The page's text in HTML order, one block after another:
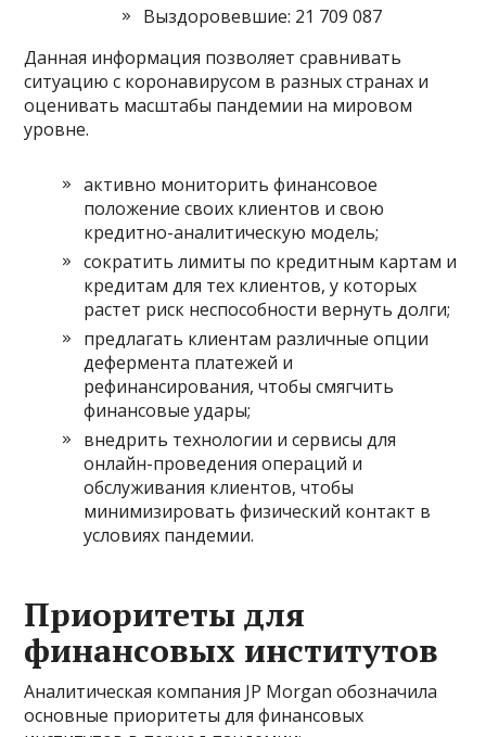
Выздоровевшие: 21 709 087
Данная информация позволяет сравнивать
ситуацию с коронавирусом в разных странах и
оценивать масштабы пандемии на мировом
уровне.
активно мониторить финансовое
положение своих клиентов и свою
кредитно-аналитическую модель;
сократить лимиты по кредитным картам и
кредитам для тех клиентов, у которых
растет риск неспособности вернуть долги;
предлагать клиентам различные опции
дефермента платежей и
рефинансирования, чтобы смягчить
финансовые удары;
внедрить технологии и сервисы для
онлайн-проведения операций и
обслуживания клиентов, чтобы
минимизировать физический контакт в
условиях пандемии.
Приоритеты для
финансовых институтов
Аналитическая компания JP Morgan обозначила
основные приоритеты для финансовых